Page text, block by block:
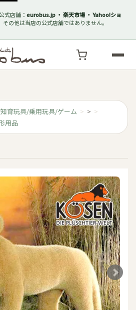
式店舗： eurobus.jp ・ 楽天市場 ・ Yahoo!ショ
その他は当店の公式店舗ではありません。
育玩具/乗用玩具/ゲーム
>
用品